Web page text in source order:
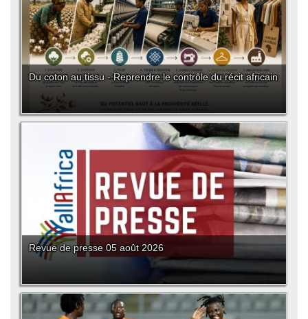
Du coton au tissu - Reprendre le contrôle du récit africain
Revue de presse 05 août 2026